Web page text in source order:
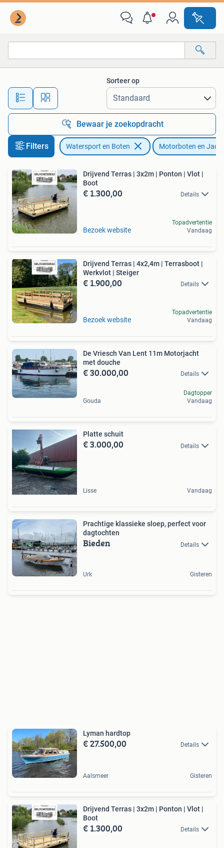
Alle afstanden…
Sorteer op
Bewaar je zoekopdracht
Filters Watersport en Boten Motorboten en
Drijvend Terras | 3x2m | Ponton | Vlot |
Boot
€ 1.300,00 Details
Bezoek website
Topadvertentie
Vandaag
Drijvend Terras | 4x2,4m | Terrasboot |
Werkvlot | Steiger
€ 1.900,00 Details
Bezoek website
Topadvertentie
Vandaag
De Vriesch Van Lent 11m Motorjacht
met douche
€ 30.000,00 Details
Gouda
Dagtopper
Vandaag
Platte schuit
€ 3.000,00 Details
Lisse Vandaag
Prachtige klassieke sloep, perfect voor
dagtochten
Bieden Details
Urk Gisteren
Lyman hardtop
€ 27.500,00 Details
Aalsmeer Gisteren
Drijvend Terras | 3x2m | Ponton | Vlot |
Boot
€ 1.300,00 Details